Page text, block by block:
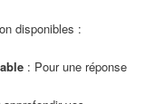
disponibles :
: Pour une réponse